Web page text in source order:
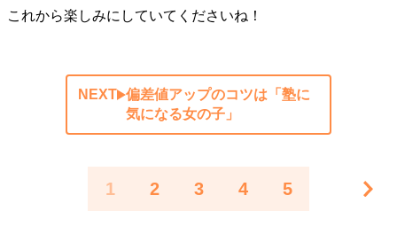
これから楽しみにしていてくださいね！
NEXT
偏差値アップのコツは「塾に
気になる女の子」
1 2 3 4 5